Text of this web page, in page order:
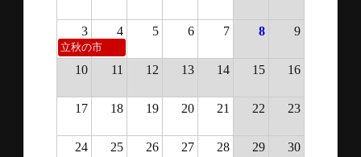
3 4 5 6 7 8 9
立秋の市
10 11 12 13 14 15 16
17 18 19 20 21 22 23
24 25 26 27 28 29 30